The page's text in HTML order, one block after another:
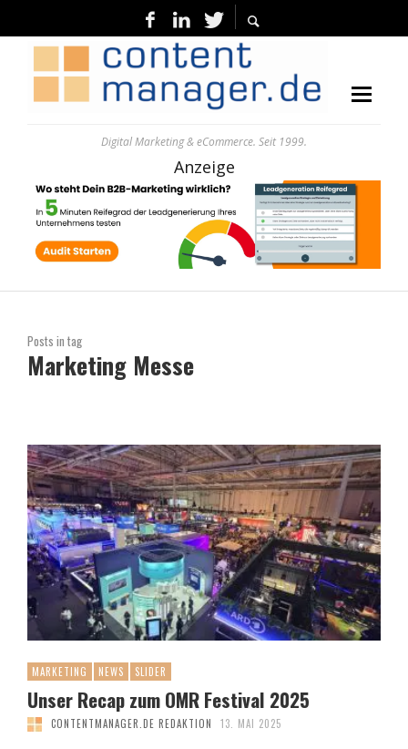
Digital Marketing & eCommerce. Seit 1999.
Anzeige
Posts in tag
Marketing Messe
MARKETING NEWS SLIDER
Unser Recap zum OMR Festival 2025
CONTENTMANAGER.DE REDAKTION 13. MAI 2025